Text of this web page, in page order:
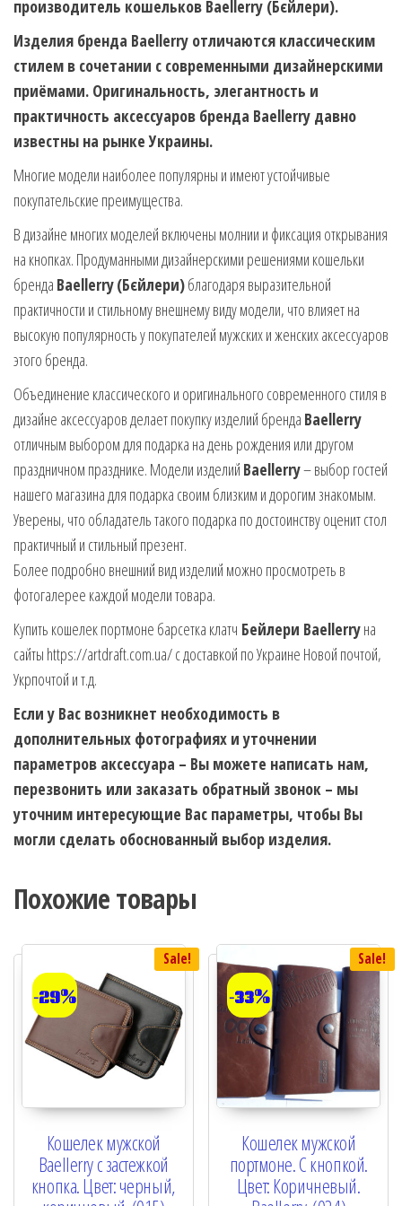
производитель кошельков Baellerry (Бєйлери).
Изделия бренда Baellerry отличаются классическим
стилем в сочетании с современными дизайнерскими
приёмами. Оригинальность, элегантность и
практичность аксессуаров бренда Baellerry давно
известны на рынке Украины.
Многие модели наиболее популярны и имеют устойчивые
покупательские преимущества.
В дизайне многих моделей включены молнии и фиксация открывания
на кнопках. Продуманными дизайнерскими решениями кошельки
бренда Baellerry(Бєйлери)благодаря выразительной
практичности и стильному внешнему виду модели, что влияет на
высокую популярность у покупателей мужских и женских аксессуаров
этого бренда.
Объединение классического и оригинального современного стиля в
дизайне аксессуаров делает покупку изделий бренда Baellerry
отличным выбором для подарка на день рождения или другом
праздничном празднике. Модели изделий Baellerry– выбор гостей
нашего магазина для подарка своим близким и дорогим знакомым.
Уверены, что обладатель такого подарка по достоинству оценит стол
практичный и стильный презент.
Более подробно внешний вид изделий можно просмотреть в
фотогалерее каждой модели товара.
Купить кошелек портмоне барсетка клатч Бейлери Baellerryна
сайты https://artdraft.com.ua/ с доставкой по Украине Новой почтой,
Укрпочтой и т.д.
Если у Вас возникнет необходимость в
дополнительных фотографиях и уточнении
параметров аксессуара – Вы можете написать нам,
перезвонить или заказать обратный звонок – мы
уточним интересующие Вас параметры, чтобы Вы
могли сделать обоснованный выбор изделия.
Похожие товары
Sale!
-29%
Кошелек мужской
Baellerry с застежкой
кнопка. Цвет: черный,
Sale!
-33%
Кошелек мужской
портмоне. С кнопкой.
Цвет: Коричневый.